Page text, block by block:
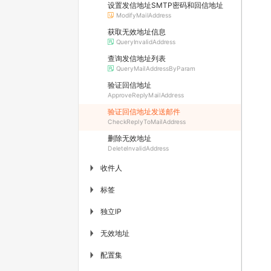
设置发信地址SMTP密码和回信地址
ModifyMailAddress
获取无效地址信息
QueryInvalidAddress
查询发信地址列表
QueryMailAddressByParam
验证回信地址
ApproveReplyMailAddress
验证回信地址发送邮件
CheckReplyToMailAddress
删除无效地址
DeleteInvalidAddress
▶ 收件人
▶ 标签
▶ 独立IP
▶ 无效地址
▶ 配置集